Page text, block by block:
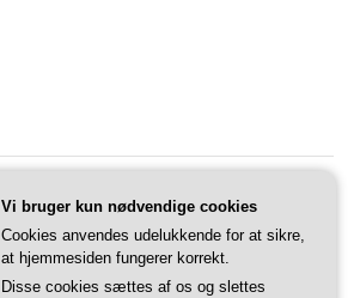
Vi bruger kun nødvendige cookies
Cookies anvendes udelukkende for at sikre,
at hjemmesiden fungerer korrekt.
Disse cookies sættes af os og slettes